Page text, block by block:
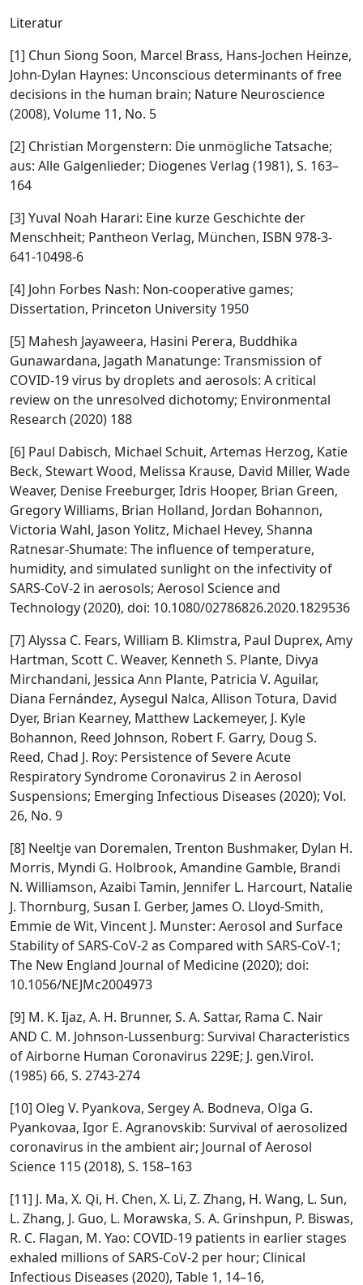
Literatur
[1] Chun Siong Soon, Marcel Brass, Hans-Jochen Heinze,
John-Dylan Haynes: Unconscious determinants of free
decisions in the human brain; Nature Neuroscience
(2008), Volume 11, No. 5
[2] Christian Morgenstern: Die unmögliche Tatsache;
aus: Alle Galgenlieder; Diogenes Verlag (1981), S. 163–
164
[3] Yuval Noah Harari: Eine kurze Geschichte der
Menschheit; Pantheon Verlag, München, ISBN 978-3-
641-10498-6
[4] John Forbes Nash: Non-cooperative games;
Dissertation, Princeton University 1950
[5] Mahesh Jayaweera, Hasini Perera, Buddhika
Gunawardana, Jagath Manatunge: Transmission of
COVID-19 virus by droplets and aerosols: A critical
review on the unresolved dichotomy; Environmental
Research (2020) 188
[6] Paul Dabisch, Michael Schuit, Artemas Herzog, Katie
Beck, Stewart Wood, Melissa Krause, David Miller, Wade
Weaver, Denise Freeburger, Idris Hooper, Brian Green,
Gregory Williams, Brian Holland, Jordan Bohannon,
Victoria Wahl, Jason Yolitz, Michael Hevey, Shanna
Ratnesar-Shumate: The influence of temperature,
humidity, and simulated sunlight on the infectivity of
SARS-CoV-2 in aerosols; Aerosol Science and
Technology (2020), doi: 10.1080/02786826.2020.1829536
[7] Alyssa C. Fears, William B. Klimstra, Paul Duprex, Amy
Hartman, Scott C. Weaver, Kenneth S. Plante, Divya
Mirchandani, Jessica Ann Plante, Patricia V. Aguilar,
Diana Fernández, Aysegul Nalca, Allison Totura, David
Dyer, Brian Kearney, Matthew Lackemeyer, J. Kyle
Bohannon, Reed Johnson, Robert F. Garry, Doug S.
Reed, Chad J. Roy: Persistence of Severe Acute
Respiratory Syndrome Coronavirus 2 in Aerosol
Suspensions; Emerging Infectious Diseases (2020); Vol.
26, No. 9
[8] Neeltje van Doremalen, Trenton Bushmaker, Dylan H.
Morris, Myndi G. Holbrook, Amandine Gamble, Brandi
N. Williamson, Azaibi Tamin, Jennifer L. Harcourt, Natalie
J. Thornburg, Susan I. Gerber, James O. Lloyd-Smith,
Emmie de Wit, Vincent J. Munster: Aerosol and Surface
Stability of SARS-CoV-2 as Compared with SARS-CoV-1;
The New England Journal of Medicine (2020); doi:
10.1056/NEJMc2004973
[9] M. K. Ijaz, A. H. Brunner, S. A. Sattar, Rama C. Nair
AND C. M. Johnson-Lussenburg: Survival Characteristics
of Airborne Human Coronavirus 229E; J. gen.Virol.
(1985) 66, S. 2743-274
[10] Oleg V. Pyankova, Sergey A. Bodneva, Olga G.
Pyankovaa, Igor E. Agranovskib: Survival of aerosolized
coronavirus in the ambient air; Journal of Aerosol
Science 115 (2018), S. 158–163
[11] J. Ma, X. Qi, H. Chen, X. Li, Z. Zhang, H. Wang, L. Sun,
L. Zhang, J. Guo, L. Morawska, S. A. Grinshpun, P. Biswas,
R. C. Flagan, M. Yao: COVID-19 patients in earlier stages
exhaled millions of SARS-CoV-2 per hour; Clinical
Infectious Diseases (2020), Table 1, 14–16,